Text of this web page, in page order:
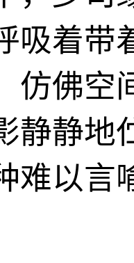
吸着带
仿佛空
静静地
难以言